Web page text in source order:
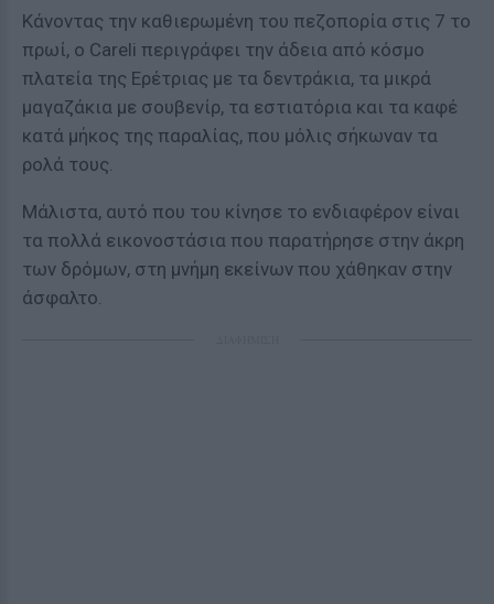
Κάνοντας την καθιερωμένη του πεζοπορία στις 7 το
πρωί, ο Careli περιγράφει την άδεια από κόσμο
πλατεία της Ερέτριας με τα δεντράκια, τα μικρά
μαγαζάκια με σουβενίρ, τα εστιατόρια και τα καφέ
κατά μήκος της παραλίας, που μόλις σήκωναν τα
ρολά τους.
Μάλιστα, αυτό που του κίνησε το ενδιαφέρον είναι
τα πολλά εικονοστάσια που παρατήρησε στην άκρη
των δρόμων, στη μνήμη εκείνων που χάθηκαν στην
άσφαλτο.